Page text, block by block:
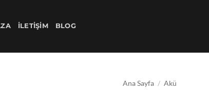
İLETIŞIM BLOG
Ana Sayfa / Akü